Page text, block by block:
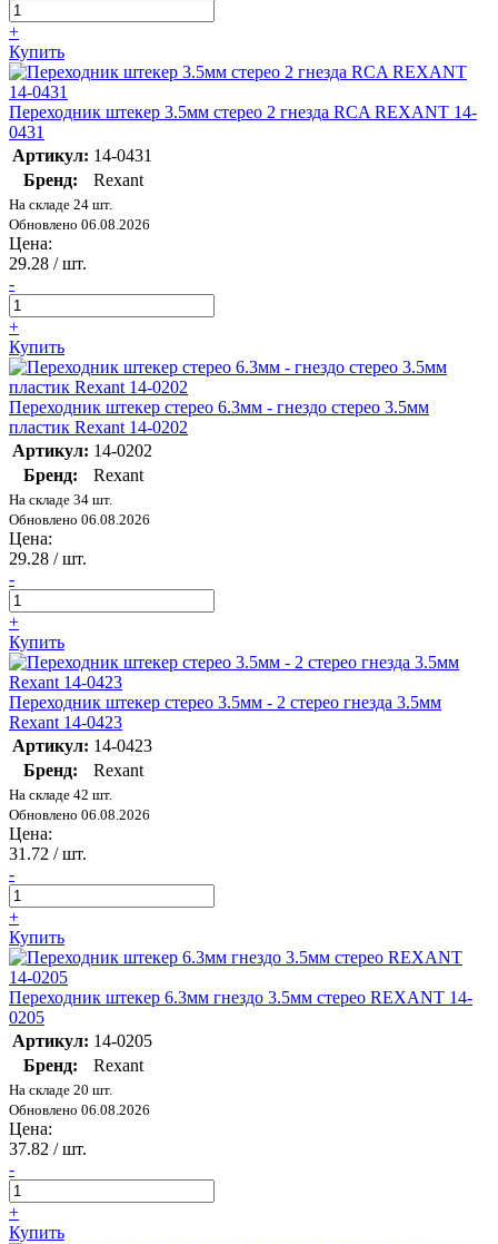
+
Купить
Переходник штекер 3.5мм стерео 2 гнезда RCA REXANT 14-
0431
Артикул: 14-0431
Бренд:
Rexant
На складе 24 шт.
Обновлено 06.08.2026
Цена:
29.28 / шт.
-
+
Купить
Переходник штекер стерео 6.3мм - гнездо стерео 3.5мм
пластик Rexant 14-0202
Артикул: 14-0202
Бренд:
Rexant
На складе 34 шт.
Обновлено 06.08.2026
Цена:
29.28 / шт.
-
+
Купить
Переходник штекер стерео 3.5мм - 2 стерео гнезда 3.5мм
Rexant 14-0423
Артикул: 14-0423
Бренд:
Rexant
На складе 42 шт.
Обновлено 06.08.2026
Цена:
31.72 / шт.
-
+
Купить
Переходник штекер 6.3мм гнездо 3.5мм стерео REXANT 14-
0205
Артикул: 14-0205
Бренд:
Rexant
На складе 20 шт.
Обновлено 06.08.2026
Цена:
37.82 / шт.
-
+
Купить